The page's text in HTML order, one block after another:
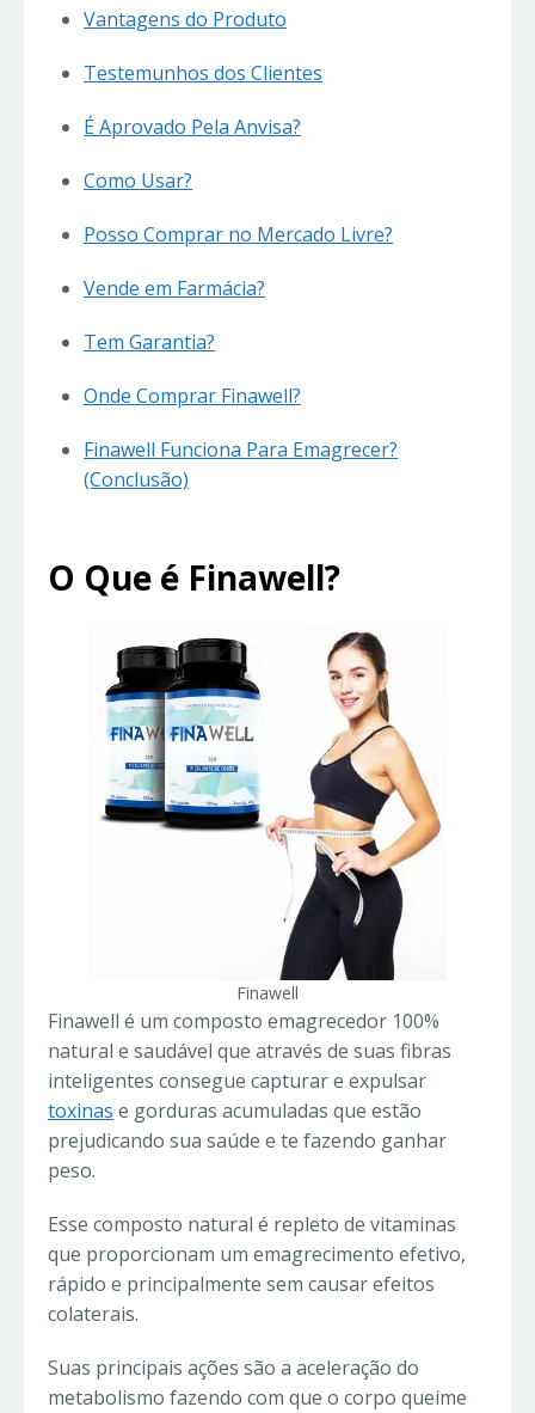
Vantagens do Produto
Testemunhos dos Clientes
É Aprovado Pela Anvisa?
Como Usar?
Posso Comprar no Mercado Livre?
Vende em Farmácia?
Tem Garantia?
Onde Comprar Finawell?
Finawell Funciona Para Emagrecer?
(Conclusão)
O Que é Finawell?
Finawell
Finawell é um composto emagrecedor 100%
natural e saudável que através de suas fibras
inteligentes consegue capturar e expulsar
toxinas e gorduras acumuladas que estão
prejudicando sua saúde e te fazendo ganhar
peso.
Esse composto natural é repleto de vitaminas
que proporcionam um emagrecimento efetivo,
rápido e principalmente sem causar efeitos
colaterais.
Suas principais ações são a aceleração do
metabolismo fazendo com que o corpo queime